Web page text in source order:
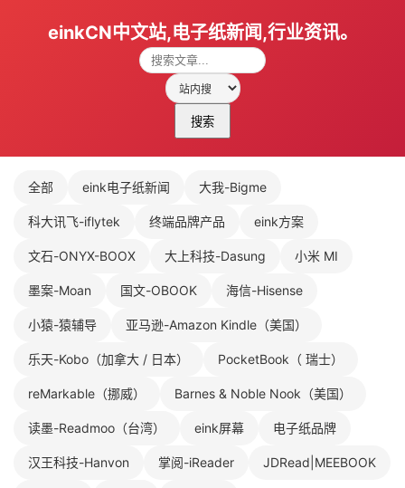
einkCN中文站,电子纸新闻,行业资讯。
搜索
全部 eink电子纸新闻 大我-Bigme
科大讯飞-iflytek 终端品牌产品 eink方案
文石-ONYX-BOOX 大上科技-Dasung 小米 MI
墨案-Moan 国文-OBOOK 海信-Hisense
小猿-猿辅导 亚马逊-Amazon Kindle（美国）
乐天-Kobo（加拿大 / 日本） PocketBook（ 瑞士）
reMarkable（挪威） Barnes & Noble Nook（美国）
读墨-Readmoo（台湾） eink屏幕 电子纸品牌
汉王科技-Hanvon 掌阅-iReader JDRead|MEEBOOK